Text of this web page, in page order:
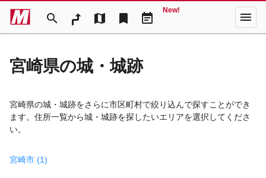
search map bookmark event_note
New! menu
宮崎県の城・城跡
宮崎県の城・城跡をさらに市区町村で絞り込んで探すことができ
ます。住所一覧から城・城跡を探したいエリアを選択してくださ
い。
宮崎市 (1)